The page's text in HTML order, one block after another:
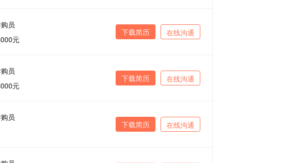
员
元
在线沟通
下载简历
员
元
在线沟通
下载简历
员
在线沟通
下载简历